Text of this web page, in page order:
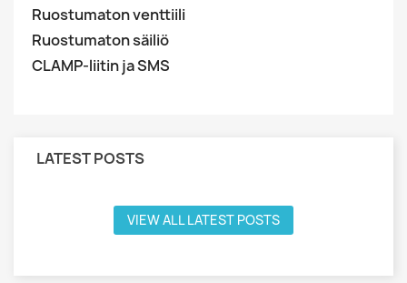
Ruostumaton venttiili
Ruostumaton säiliö
CLAMP-liitin ja SMS
LATEST POSTS
VIEW ALL LATEST POSTS